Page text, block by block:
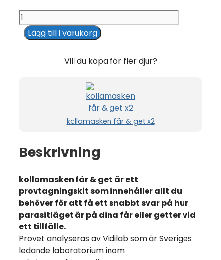
kollamasken
får
&
Lägg till i varukorg
Vill du köpa för fler djur?
kollamasken får & get x2
Beskrivning
kollamasken får & get är ett
provtagningskit som innehåller allt du
behöver för att få ett snabbt svar på hur
parasitläget är på dina får eller getter vid
ett tillfälle.
Provet analyseras av Vidilab som är Sveriges
ledande laboratorium inom